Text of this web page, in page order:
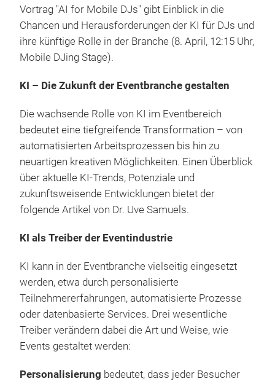
Vortrag "AI for Mobile DJs" gibt Einblick in die
Chancen und Herausforderungen der KI für DJs und
ihre künftige Rolle in der Branche (8. April, 12:15 Uhr,
Mobile DJing Stage).
KI – Die Zukunft der Eventbranche gestalten
Die wachsende Rolle von KI im Eventbereich
bedeutet eine tiefgreifende Transformation – von
automatisierten Arbeitsprozessen bis hin zu
neuartigen kreativen Möglichkeiten. Einen Überblick
über aktuelle KI-Trends, Potenziale und
zukunftsweisende Entwicklungen bietet der
folgende Artikel von Dr. Uve Samuels.
KI als Treiber der Eventindustrie
KI kann in der Eventbranche vielseitig eingesetzt
werden, etwa durch personalisierte
Teilnehmererfahrungen, automatisierte Prozesse
oder datenbasierte Services. Drei wesentliche
Treiber verändern dabei die Art und Weise, wie
Events gestaltet werden:
Personalisierung bedeutet, dass jeder Besucher